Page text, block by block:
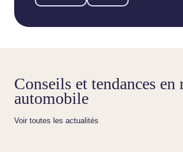
Conseils et tendances en
automobile
Voir toutes les actualités